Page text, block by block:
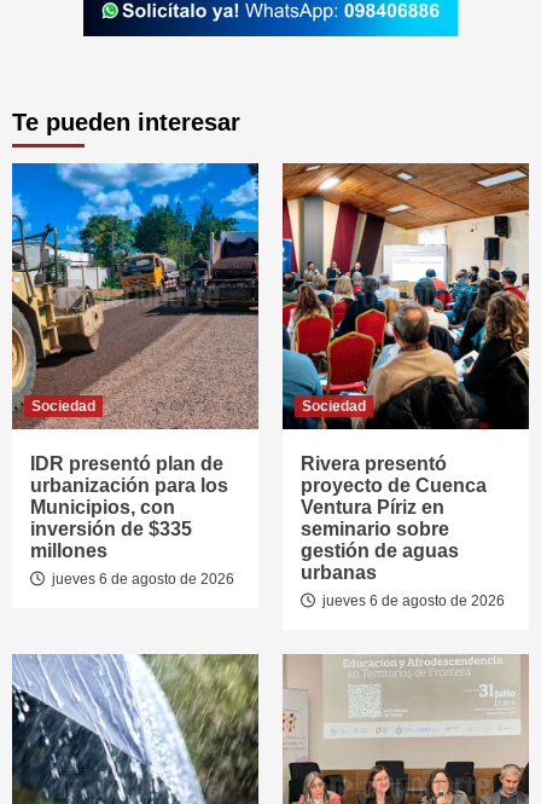
Te pueden interesar
Sociedad
IDR presentó plan de
urbanización para los
Municipios, con
inversión de $335
millones
jueves 6 de agosto de 2026
Sociedad
Rivera presentó
proyecto de Cuenca
Ventura Píriz en
seminario sobre
gestión de aguas
urbanas
jueves 6 de agosto de 2026